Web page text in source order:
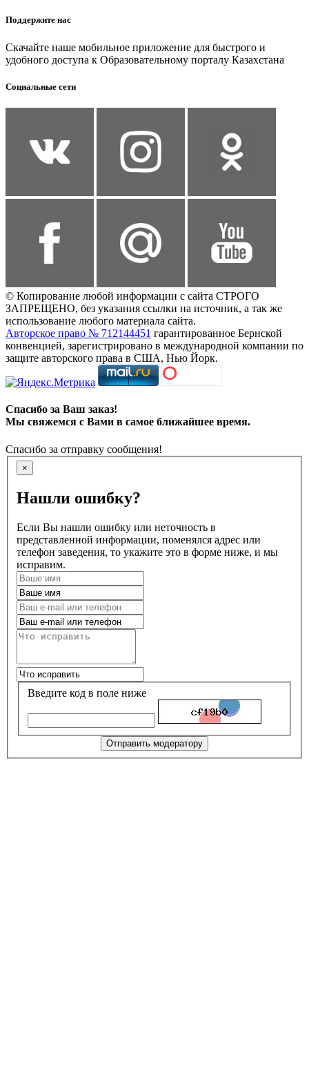
Поддержите нас
Скачайте наше мобильное приложение для быстрого и
удобного доступа к Образовательному порталу Казахстана
Социальные сети
© Копирование любой информации с сайта СТРОГО
ЗАПРЕЩЕНО, без указания ссылки на источник, а так же
использование любого материала сайта.
Авторское право № 712144451 гарантированное Бернской
конвенцией, зарегистрировано в международной компании по
защите авторского права в США, Нью Йорк.
Спасибо за Ваш заказ!
Мы свяжемся с Вами в самое ближайшее время.
Спасибо за отправку сообщения!
×
Нашли ошибку?
Если Вы нашли ошибку или неточность в
представленной информации, поменялся адрес или
телефон заведения, то укажите это в форме ниже, и мы
исправим.
Введите код в поле ниже
Отправить модератору